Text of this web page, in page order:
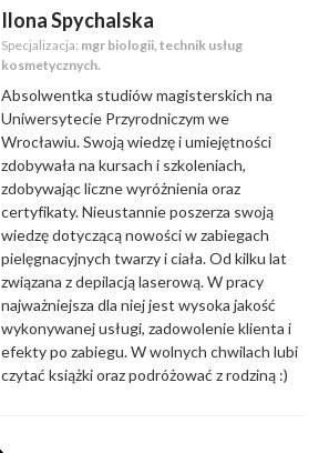
Ilona Spychalska
Specjalizacja: mgr biologii, technik usług
kosmetycznych.
Absolwentka studiów magisterskich na
Uniwersytecie Przyrodniczym we
Wrocławiu. Swoją wiedzę i umiejętności
zdobywała na kursach i szkoleniach,
zdobywając liczne wyróżnienia oraz
certyfikaty. Nieustannie poszerza swoją
wiedzę dotyczącą nowości w zabiegach
pielęgnacyjnych twarzy i ciała. Od kilku lat
związana z depilacją laserową. W pracy
najważniejsza dla niej jest wysoka jakość
wykonywanej usługi, zadowolenie klienta i
efekty po zabiegu. W wolnych chwilach lubi
czytać książki oraz podróżować z rodziną :)